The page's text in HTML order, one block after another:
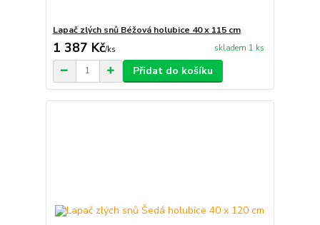
Lapač zlých snů Béžová holubice 40 x 115 cm
1 387 Kč/ks skladem 1 ks
Přidat do košíku